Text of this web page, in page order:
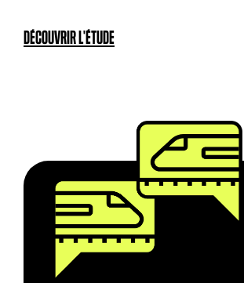
DÉCOUVRIR L'ÉTUDE